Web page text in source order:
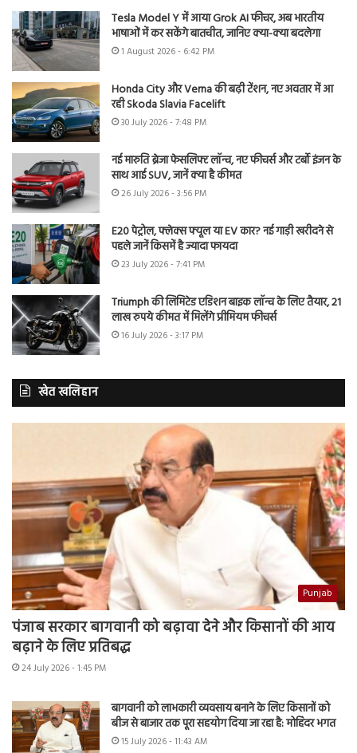
Tesla Model Y में आया Grok AI फीचर, अब भारतीय
भाषाओं में कर सकेंगे बातचीत, जानिए क्या-क्या बदलेगा
1 August 2026 - 6:42 PM
Honda City और Verna की बढ़ी टेंशन, नए अवतार में आ
रही Skoda Slavia Facelift
30 July 2026 - 7:48 PM
नई मारुति ब्रेजा फेसलिफ्ट लॉन्च, नए फीचर्स और टर्बो इंजन के
साथ आई SUV, जानें क्या है कीमत
26 July 2026 - 3:56 PM
E20 पेट्रोल, फ्लेक्स फ्यूल या EV कार? नई गाड़ी खरीदने से
पहले जानें किसमें है ज्यादा फायदा
23 July 2026 - 7:41 PM
Triumph की लिमिटेड एडिशन बाइक लॉन्च के लिए तैयार, 21
लाख रुपये कीमत में मिलेंगे प्रीमियम फीचर्स
16 July 2026 - 3:17 PM
खेत खलिहान
Punjab
पंजाब सरकार बागवानी को बढ़ावा देने और किसानों की आय
बढ़ाने के लिए प्रतिबद्ध
24 July 2026 - 1:45 PM
बागवानी को लाभकारी व्यवसाय बनाने के लिए किसानों को
बीज से बाजार तक पूरा सहयोग दिया जा रहा है: मोहिंदर भगत
15 July 2026 - 11:43 AM